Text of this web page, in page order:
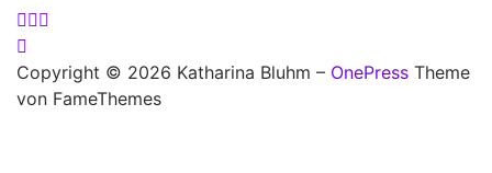
Copyright © 2026 Katharina Bluhm – OnePress Theme
von FameThemes